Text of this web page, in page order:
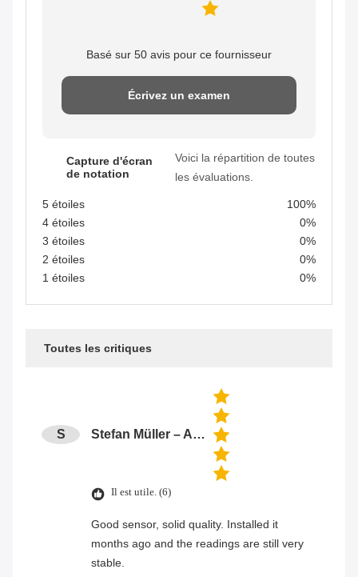
Basé sur 50 avis pour ce fournisseur
Écrivez un examen
Capture d'écran
de notation
Voici la répartition de toutes
les évaluations.
5 étoiles
100%
4 étoiles
0%
3 étoiles
0%
2 étoiles
0%
1 étoiles
0%
Toutes les critiques
S Stefan Müller – Automation Engineer
Il est utile. (6)
Good sensor, solid quality. Installed it
months ago and the readings are still very
stable.